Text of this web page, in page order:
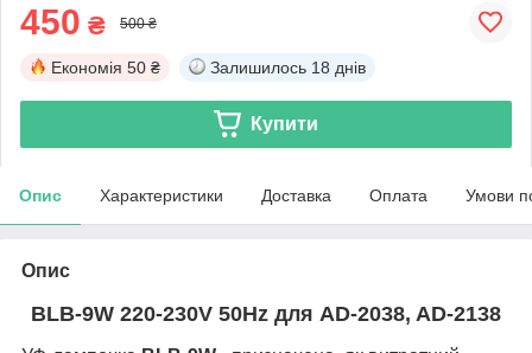
450 ₴ 500 ₴
Економія 50 ₴ Залишилось 18 днів
Купити
Опис Характеристики Доставка Оплата Умови
Опис
BLB-9W 220-230V 50Hz для AD-2038, AD-2138